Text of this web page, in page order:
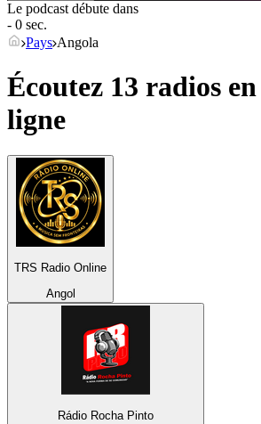
Le podcast débute dans
- 0 sec.
Pays Angola
Écoutez 13 radios en
ligne
TRS Radio Online
Angol
Rádio Rocha Pinto